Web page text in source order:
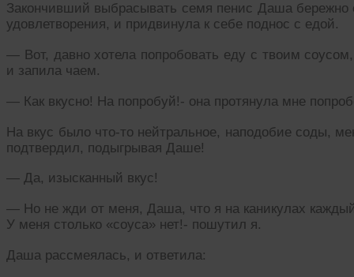
Закончивший выбрасывать семя пенис Даша бережно
удовлетворения, и придвинула к себе поднос с едой.
— Вот, давно хотела попробовать еду с твоим
и запила чаем.
— Как вкусно! На попробуй!- она протянула мне
На вкус было что-то нейтральное, наподобие соды,
подтвердил, подыгрывая Даше!
— Да, изысканный вкус!
— Но не жди от меня, Даша, что я на каникулах
У меня столько «соуса» нет!- пошутил я.
Даша рассмеялась, и ответила: